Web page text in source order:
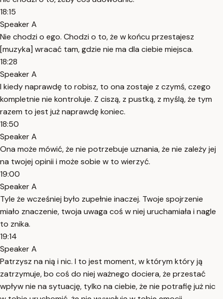
18:15
Speaker A
Nie chodzi o ego. Chodzi o to, że w końcu przestajesz
[muzyka] wracać tam, gdzie nie ma dla ciebie miejsca.
18:28
Speaker A
I kiedy naprawdę to robisz, to ona zostaje z czymś, czego
kompletnie nie kontroluje. Z ciszą, z pustką, z myślą, że tym
razem to jest już naprawdę koniec.
18:50
Speaker A
Ona może mówić, że nie potrzebuje uznania, że nie zależy jej
na twojej opinii i może sobie w to wierzyć.
19:00
Speaker A
Tyle że wcześniej było zupełnie inaczej. Twoje spojrzenie
miało znaczenie, twoja uwaga coś w niej uruchamiała i nagle
to znika.
19:14
Speaker A
Patrzysz na nią i nic. I to jest moment, w którym który ją
zatrzymuje, bo coś do niej ważnego dociera, że przestać
wpływ nie na sytuację, tylko na ciebie, że nie potrafię już nic